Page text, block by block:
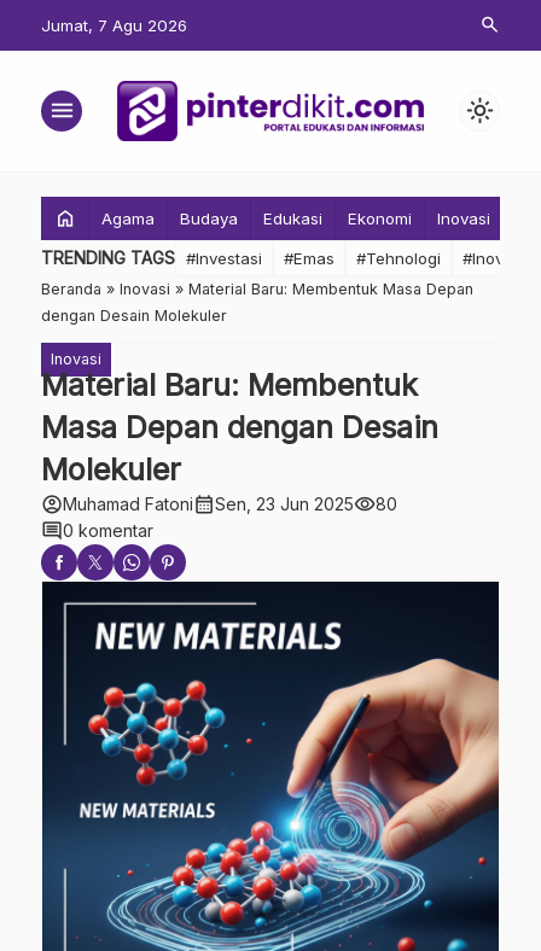
Jumat, 7 Agu 2026 search
menu light_mode
home Agama Budaya Edukasi Ekonomi Inovasi
TRENDING TAGS #Investasi #Emas #Tehnologi #Inovasi
Beranda » Inovasi » Material Baru: Membentuk Masa Depan
dengan Desain Molekuler
Inovasi
Material Baru: Membentuk
Masa Depan dengan Desain
Molekuler
account_circleMuhamad Fatonicalendar_monthSen, 23 Jun 2025visibility80
comment0 komentar